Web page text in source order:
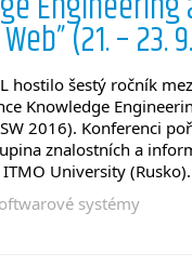
(21. – 23.
hostilo šestý ročník
Knowledge
2016). Konferenci
znalostních a
University (Rusko).
systémy